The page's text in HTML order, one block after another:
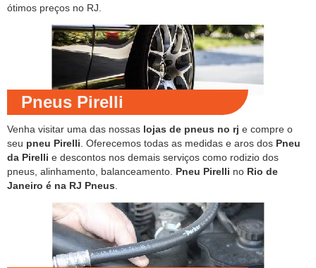
ótimos preços no RJ.
Pneus Pirelli
Venha visitar uma das nossas lojas de pneus no rj e compre o
seu pneu Pirelli . Oferecemos todas as medidas e aros dos Pneu
da Pirelli e descontos nos demais serviços como rodizio dos
pneus, alinhamento, balanceamento. Pneu Pirelli no Rio de
Janeiro é na RJ Pneus